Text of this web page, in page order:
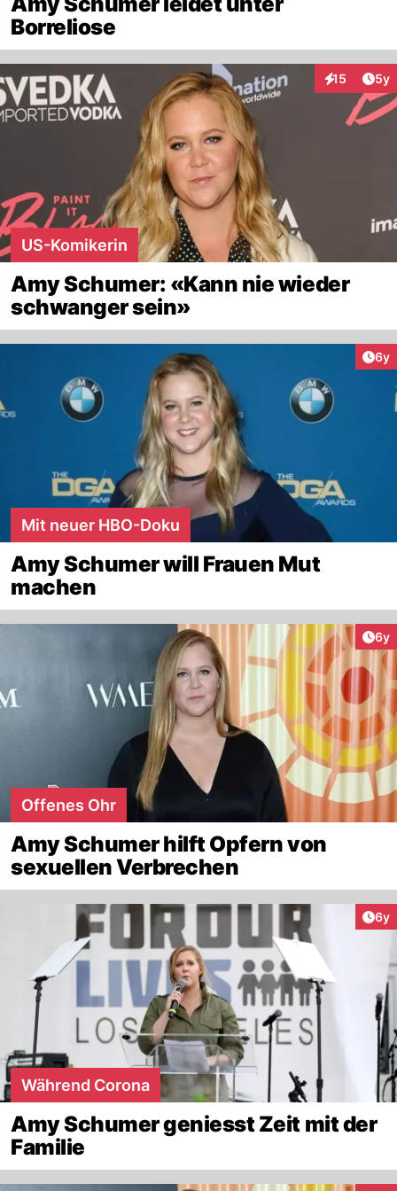
Borreliose
15 5y
US-Komikerin
Amy Schumer: «Kann nie wieder
schwanger sein»
6y
Mit neuer HBO-Doku
Amy Schumer will Frauen Mut
machen
6y
Offenes Ohr
Amy Schumer hilft Opfern von
sexuellen Verbrechen
6y
Während Corona
Amy Schumer geniesst Zeit mit der
Familie